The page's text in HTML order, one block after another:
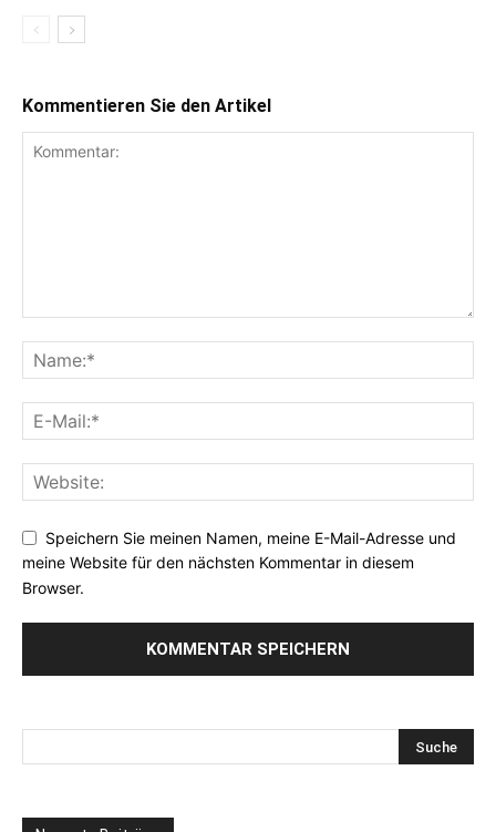
Kommentieren Sie den Artikel
Speichern Sie meinen Namen, meine E-Mail-Adresse und
meine Website für den nächsten Kommentar in diesem
Browser.